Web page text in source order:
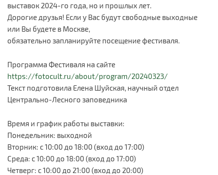
выставок 2024-го года, но и прошлых лет.
Дорогие друзья! Если у Вас будут свободные выходные
или Вы будете в Москве,
обязательно запланируйте посещение фестиваля.
Программа Фестиваля на сайте
https://fotocult.ru/about/program/20240323/
Текст подготовила Елена Шуйская, научный отдел
Центрально-Лесного заповедника
Время и график работы выставки:
Понедельник: выходной
Вторник: с 10:00 до 18:00 (вход до 17:00)
Среда: с 10:00 до 18:00 (вход до 17:00)
Четверг: с 10:00 до 21:00 (вход до 20:00)